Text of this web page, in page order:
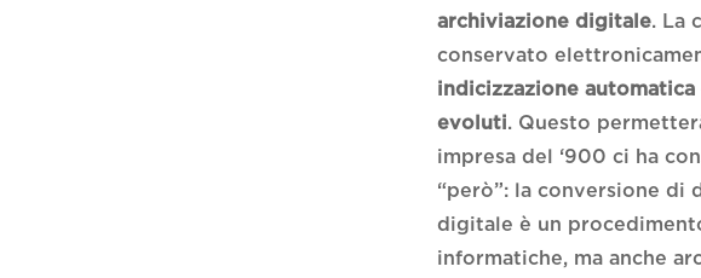
archiviazione digitale. La
conservato
indicizzazione
evoluti. Questo
impresa del ‘900 ci ha
“però”: la conversione di
digitale è un
informatiche, ma anche